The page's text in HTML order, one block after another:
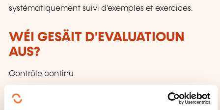
systématiquement suivi d'exemples et exercices.
WÉI GESÄIT D'EVALUATIOUN
AUS?
Contrôle continu
WAT KRITT DIR UM ENN VUN